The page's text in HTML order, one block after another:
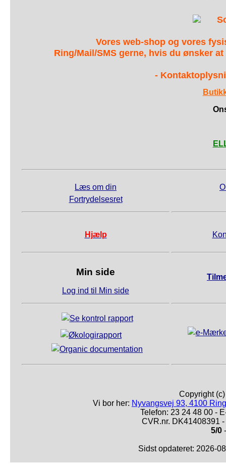
Vores web-shop og vores
Ring/Mail/SMS gerne, hvis du ønsker
-
Læs om din
Fortrydelsesret
Hjælp
Min side
Log ind til Min side
Copyright
Vi bor her: Nyvangsvej 93, 4100
Telefon: 23 24 48 00 -
CVR.nr. DK41408391
5/0
Sidst opdateret: 2026-